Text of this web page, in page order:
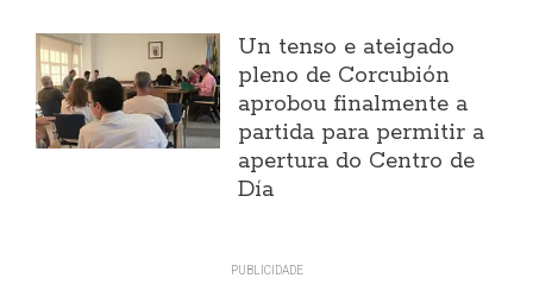
Un tenso e ateigado
pleno de Corcubión
aprobou finalmente a
partida para permitir a
apertura do Centro de
Día